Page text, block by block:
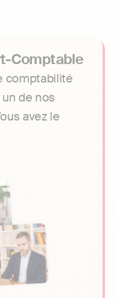
Comptable
comptabilité
de nos
avez le